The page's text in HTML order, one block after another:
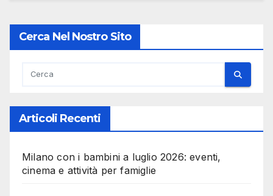
Cerca Nel Nostro Sito
Articoli Recenti
Milano con i bambini a luglio 2026: eventi,
cinema e attività per famiglie